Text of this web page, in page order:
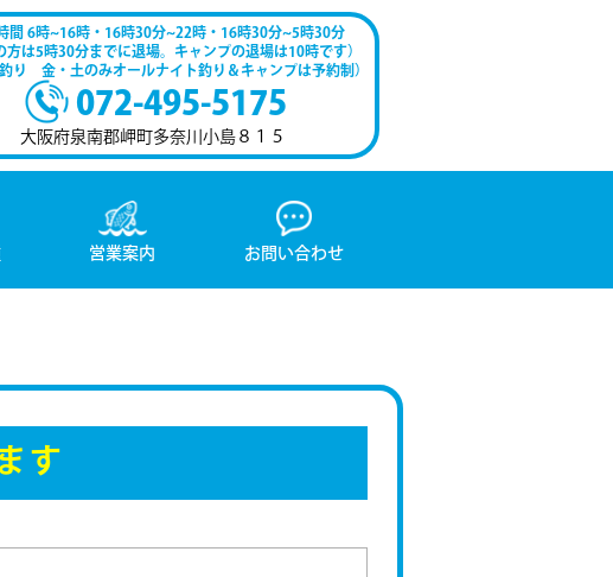
間 6時~16時・16時30分~22時・16時30分~5時30分
方は5時30分までに退場。キャンプの退場は10時です）
釣り 金・土のみオールナイト釣り＆キャンプは予約制）
072-495-5175
大阪府泉南郡岬町多奈川小島８１５
営業案内 お問い合わせ
す